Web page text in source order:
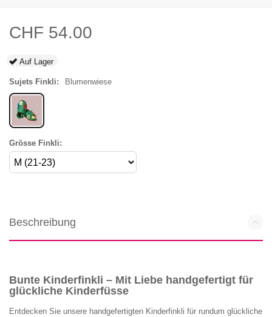
CHF 54.00
Auf Lager
Sujets Finkli: Blumenwiese
Grösse Finkli:
Beschreibung
Bunte Kinderfinkli – Mit Liebe handgefertigt für
glückliche Kinderfüsse
Entdecken Sie unsere handgefertigten Kinderfinkli für rundum glückliche